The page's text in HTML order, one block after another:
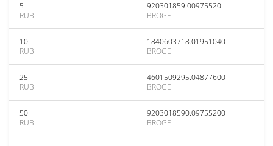
5
RUB
920301859.00975520
BROGE
10
RUB
1840603718.01951040
BROGE
25
RUB
4601509295.04877600
BROGE
50
RUB
9203018590.09755200
BROGE